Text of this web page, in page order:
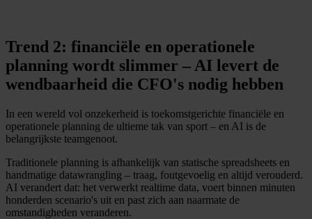
Trend 2: financiële en operationele
planning wordt slimmer – AI levert de
wendbaarheid die CFO's nodig hebben
In een wereld vol onzekerheid is toekomstgerichte financiële en
operationele planning de ultieme tak van sport – en AI is de
belangrijkste teamgenoot.
Traditionele planning is afhankelijk van statische spreadsheets en
handmatige datawrangling – traag, foutgevoelig en altijd verouderd.
AI verandert dat: het verwerkt realtime data, voert binnen minuten
honderden scenario's uit en past zich aan naarmate de
omstandigheden veranderen.